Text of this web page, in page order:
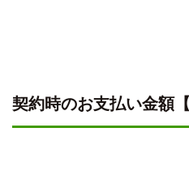
契約時のお支払い金額【